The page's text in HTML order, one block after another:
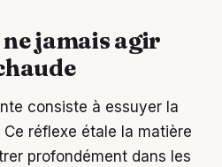
ne jamais agir
consiste à essuyer la
Ce réflexe étale la matière
profondément dans les